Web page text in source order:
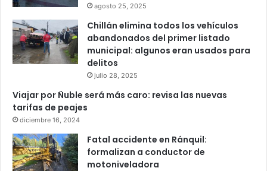
agosto 25, 2025
Chillán elimina todos los vehículos
abandonados del primer listado
municipal: algunos eran usados para
delitos
julio 28, 2025
Viajar por Ñuble será más caro: revisa las nuevas
tarifas de peajes
diciembre 16, 2024
Fatal accidente en Ránquil:
formalizan a conductor de
motoniveladora